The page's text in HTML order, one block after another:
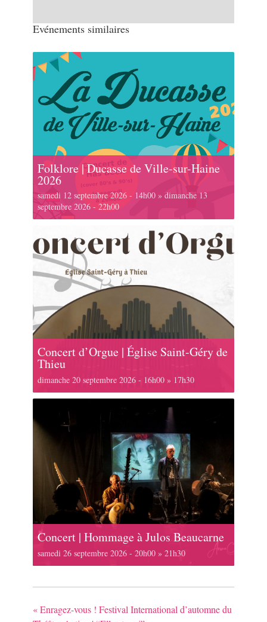
Evénements similaires
Folklore | Ducasse de Ville-sur-Haine
2026
samedi 12 septembre 2026 - 14h00 » dimanche 13
septembre 2026 - 22h00
Concert d’Orgue | Église Saint-Géry de
Thieu
dimanche 20 septembre 2026 - 16h00 » 17h30
Concert | Hommage à Julos Beaucarne
samedi 26 septembre 2026 - 20h00 » 21h30
«Enragez-vous ! Festival International d’automne du